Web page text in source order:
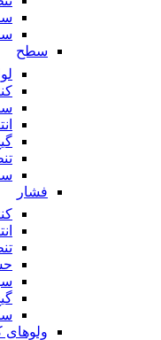
سطح
فشار
ولوهای